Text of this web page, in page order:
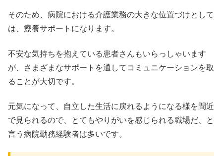
そのため、病院における介護業務の大きな位置づけとして
は、療養サポートになります。
不安な気持ちを抱えている患者さんもいらっしゃいます
が、さまざまなサポートを通してコミュニケーションを取
ることが大切です。
元気になって、自立した生活に戻れるようになる様を間近
で見られるので、とてもやりがいを感じられる職場だ、と
言う病院勤務経験者は多いです。